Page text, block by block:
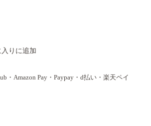
入りに追加
・Amazon Pay・Paypay・d払い・楽天ペイ